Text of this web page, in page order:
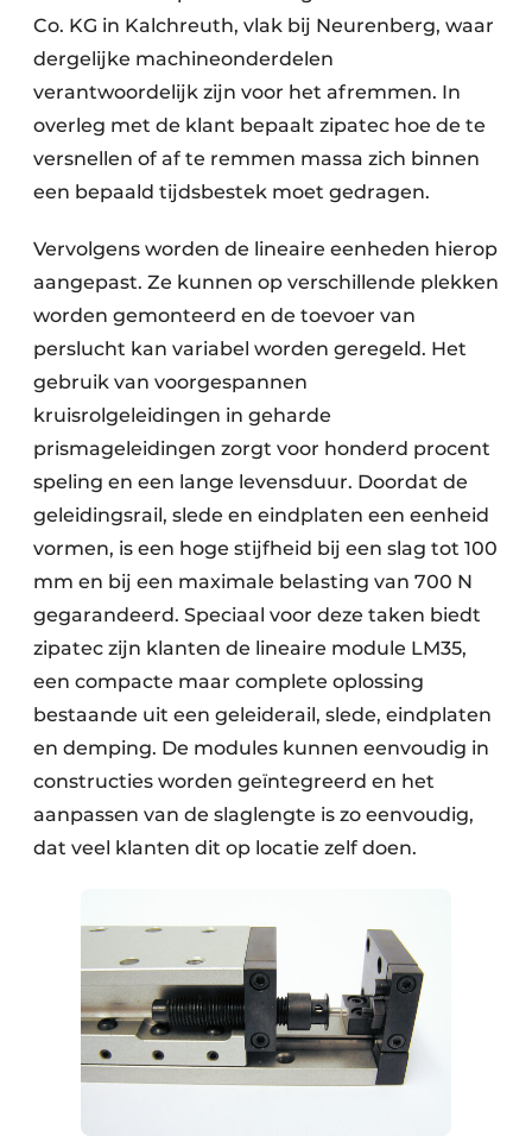
Co. KG in Kalchreuth, vlak bij Neurenberg, waar
dergelijke machineonderdelen
verantwoordelijk zijn voor het afremmen. In
overleg met de klant bepaalt zipatec hoe de te
versnellen of af te remmen massa zich binnen
een bepaald tijdsbestek moet gedragen.
Vervolgens worden de lineaire eenheden hierop
aangepast. Ze kunnen op verschillende plekken
worden gemonteerd en de toevoer van
perslucht kan variabel worden geregeld. Het
gebruik van voorgespannen
kruisrolgeleidingen in geharde
prismageleidingen zorgt voor honderd procent
speling en een lange levensduur. Doordat de
geleidingsrail, slede en eindplaten een eenheid
vormen, is een hoge stijfheid bij een slag tot 100
mm en bij een maximale belasting van 700 N
gegarandeerd. Speciaal voor deze taken biedt
zipatec zijn klanten de lineaire module LM35,
een compacte maar complete oplossing
bestaande uit een geleiderail, slede, eindplaten
en demping. De modules kunnen eenvoudig in
constructies worden geïntegreerd en het
aanpassen van de slaglengte is zo eenvoudig,
dat veel klanten dit op locatie zelf doen.